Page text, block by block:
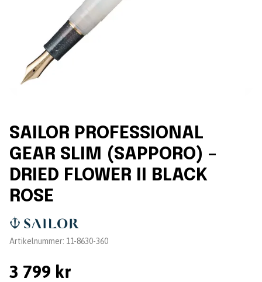
SAILOR PROFESSIONAL
GEAR SLIM (SAPPORO) –
DRIED FLOWER II BLACK
ROSE
Leverantör:
Artikelnummer: 11-8630-360
3 799 kr